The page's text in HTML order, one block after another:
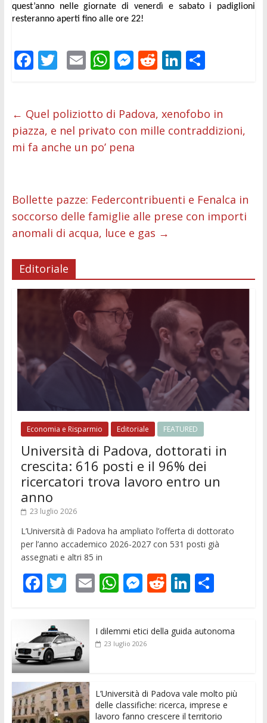
quest’anno nelle giornate di venerdì e sabato i padiglioni
resteranno aperti fino alle ore 22!
F
b
o
o
T
er
E
l
W
s
A
p
M
e
n
g
R
di
t
Li
e
dI
C
di
vi
← Quel poliziotto di Padova, xenofobo in
piazza, e nel privato con mille contraddizioni,
mi fa anche un po’ pena
Bollette pazze: Federcontribuenti e Fenalca in
soccorso delle famiglie alle prese con importi
anomali di acqua, luce e gas →
Editoriale
Economia e Risparmio Editoriale FEATURED
Università di Padova, dottorati in
crescita: 616 posti e il 96% dei
ricercatori trova lavoro entro un
anno
23 luglio 2026
L’Università di Padova ha ampliato l’offerta di dottorato
per l’anno accademico 2026-2027 con 531 posti già
assegnati e altri 85 in
F
e
b
o
o
k
T
itt
er
E
ai
l
W
s
p
M
ss
e
er
R
di
Li
e
C
di
I dilemmi etici della guida autonoma
23 luglio 2026
L’Università di Padova vale molto più
delle classifiche: ricerca, imprese e
lavoro fanno crescere il territorio